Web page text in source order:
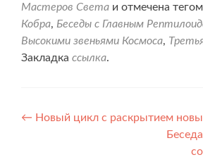
Мастеров Света и отмечена тегом
Кобра, Беседы с Главным
Высокими звеньями Космоса,
Закладка ссылка.
Навигация
← Новый цикл с раскрытием